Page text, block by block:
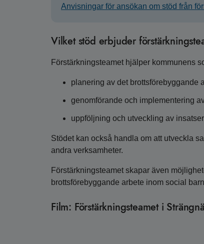
Anvisningar för ansökan om stöd från
Vilket stöd erbjuder
Förstärkningsteamet hjälper kommunens
planering av det brottsförebyggande
genomförande och implementering
uppföljning och utveckling av
Stödet kan också handla om att utveckla
andra verksamheter.
Förstärkningsteamet skapar även
brottsförebyggande arbete inom social
Film: Förstärkningsteamet i